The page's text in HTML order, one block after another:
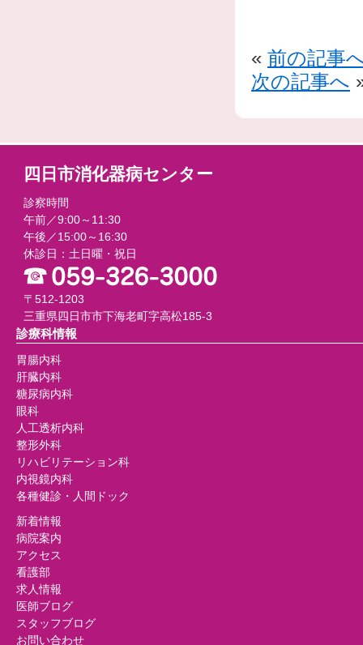
« 前の記事
次の記事へ
四日市消化器病センター
診察時間
午前／9:00～11:30
午後／15:00～16:30
休診日：土日曜・祝日
〒512-1203
三重県四日市市下海老町字高松185-3
診療科情報
胃腸内科
肝臓内科
糖尿病内科
眼科
人工透析内科
整形外科
リハビリテーション科
内視鏡内科
各種健診・人間ドック
新着情報
病院案内
アクセス
看護部
求人情報
医師ブログ
スタッフブログ
お問い合わせ